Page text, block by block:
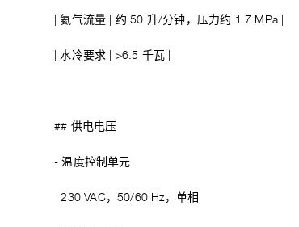
| 氦气流量 | 约 50 升/分钟，压力约 1.7 MPa |
| 水冷要求 | >6.5 千瓦 |
## 供电电压
- 温度控制单元
230 VAC，50/60 Hz，单相